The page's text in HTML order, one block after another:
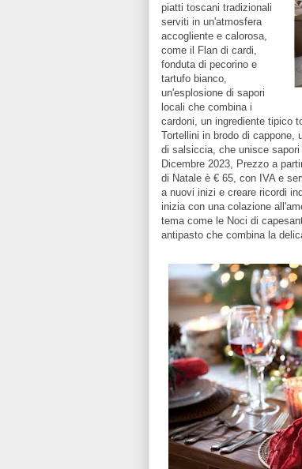
piatti toscani tradizionali
serviti in un'atmosfera
accogliente e calorosa,
come il Flan di cardi,
fonduta di pecorino e
tartufo bianco,
un'esplosione di sapori
locali che combina i
cardoni, un ingrediente tipico
Tortellini in brodo di cappone,
di salsiccia, che unisce
Dicembre 2023, Prezzo a
di Natale è € 65, con IVA e
a nuovi inizi e creare ricordi
inizia con una colazione
tema come le Noci di
antipasto che combina la